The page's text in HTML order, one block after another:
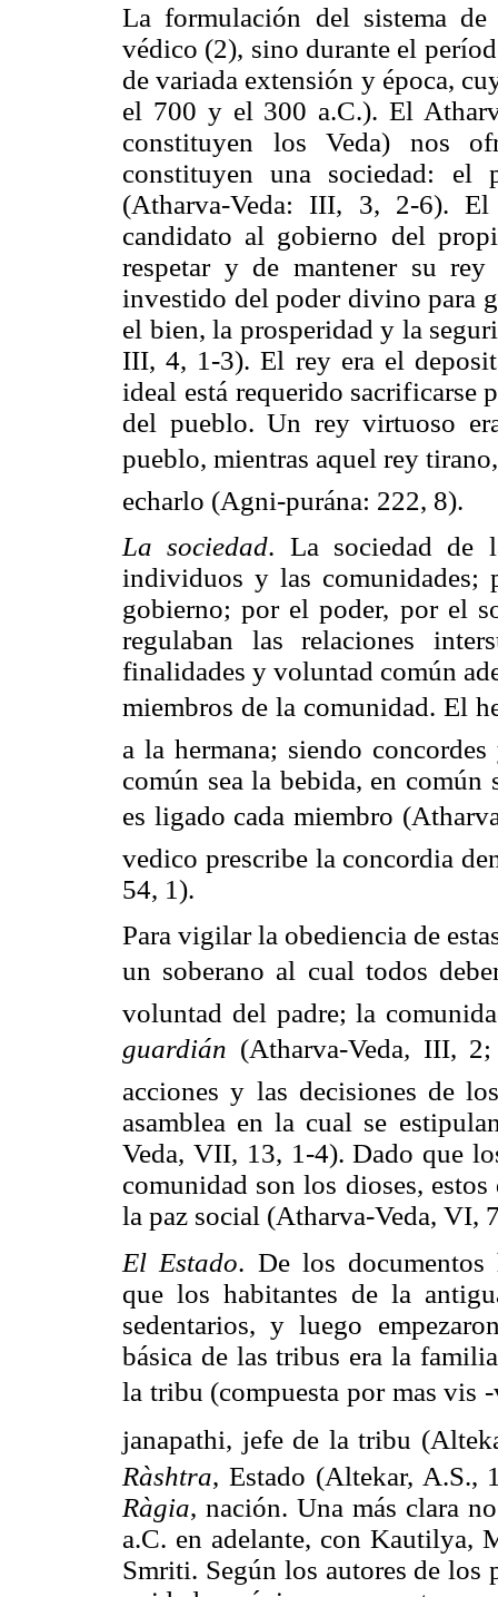
La formulación del sistema
védico (2), sino durante el
de variada extensión y época,
el 700 y el 300 a.C.). El
constituyen los Veda) nos
constituyen una sociedad:
(Atharva-Veda: III, 3, 2-6).
candidato al gobierno del
respetar y de mantener su
investido del poder divino para
el bien, la prosperidad y la
III, 4, 1-3). El rey era el
ideal está requerido sacrificarse
del pueblo. Un rey virtuoso
pueblo, mientras aquel rey tirano,
echarlo (Agni-purána: 222, 8).
La sociedad. La sociedad de
individuos y las
gobierno; por el poder, por el
regulaban las relaciones
finalidades y voluntad común
miembros de la comunidad. El
a la hermana; siendo
común sea la bebida, en
es ligado cada miembro
vedico prescribe la concordia
54, 1).
Para vigilar la obediencia de
un soberano al cual todos
voluntad del padre; la
guardián  (Atharva-Veda, III, 2;
acciones y las decisiones de
asamblea en la cual se
Veda, VII, 13, 1-4). Dado que
comunidad son los dioses,
la paz social (Atharva-Veda,
El Estado. De los documentos
que los habitantes de la
sedentarios, y luego
básica de las tribus era la
la tribu (compuesta por mas
janapathi, jefe de la tribu
Ràshtra, Estado (Altekar, A.S.,
Ràgia, nación. Una más clara
a.C. en adelante, con Kautilya,
Smriti. Según los autores de los